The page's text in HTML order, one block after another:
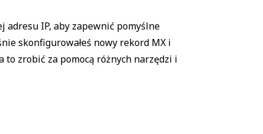
adresu IP, aby zapewnić pomyślne
skonfigurowałeś nowy rekord MX i
zrobić za pomocą różnych narzędzi i